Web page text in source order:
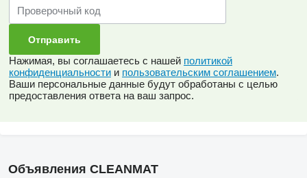
Нажимая, вы соглашаетесь с нашей политикой
конфиденциальности и пользовательским соглашением.
Ваши персональные данные будут обработаны с целью
предоставления ответа на ваш запрос.
Объявления CLEANMAT